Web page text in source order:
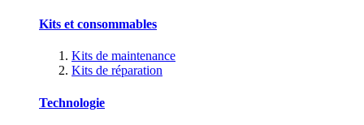
Kits et consommables
Kits de maintenance
Kits de réparation
Technologie